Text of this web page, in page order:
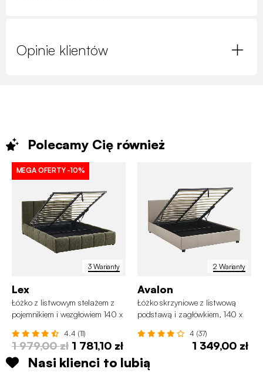
Opinie klientów
Polecamy Cię również
3 Warianty
MEGA OFERTY -10%
Lex
Łóżko z listwowym stelażem z
pojemnikiem i wezgłowiem 140 x
bouclé
4.4 (11)
1 979,00 zł 1 781,10 zł
2 Warianty
Avalon
Łóżko skrzyniowe z listwową
podstawą i zagłówkiem, 140 x
4 (37)
1 349,00 zł
Nasi klienci to lubią